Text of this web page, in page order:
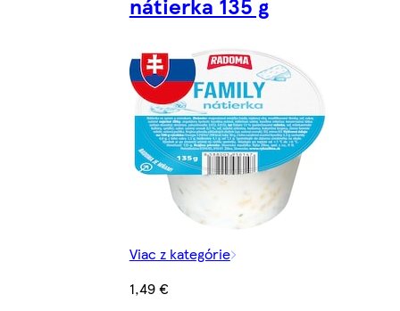
Viac z kategórie
1,49 €